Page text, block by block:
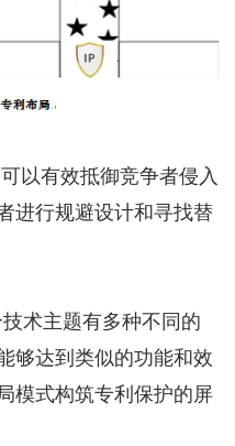
以有效抵御竞争者侵入
进行规避设计和寻找替
术主题有多种不同的
够达到类似的功能和效
模式构筑专利保护的屏